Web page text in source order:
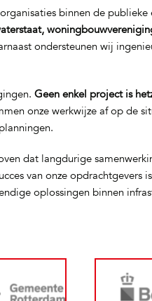
binnen de publieke
ondersteunen wij
Geen enkel project is
onze werkwijze af op de
dat langdurige
van onze opdrachtgevers
oplossingen binnen